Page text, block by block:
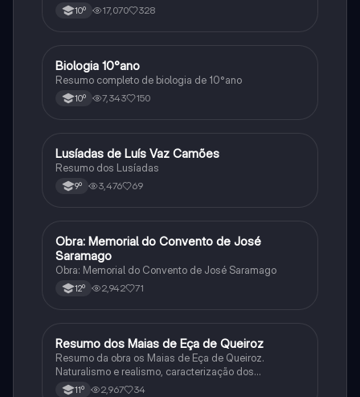
10º 17,070 328
Biologia
Biologia 10°ano
Resumo completo de biologia de 10°ano
10º 7,343 150
Português
Lusíadas de Luís Vaz Camões
Resumo dos Lusíadas
9º 3,476 69
Português
Obra: Memorial do Convento de José
Saramago
Obra: Memorial do Convento de José Saramago
12º 2,942 71
Português
Resumo dos Maias de Eça de Queiroz
Resumo da obra os Maias de Eça de Queiroz.
Naturalismo e realismo, caracterização dos
personagens e contexto histórico.
11º 2,967 34